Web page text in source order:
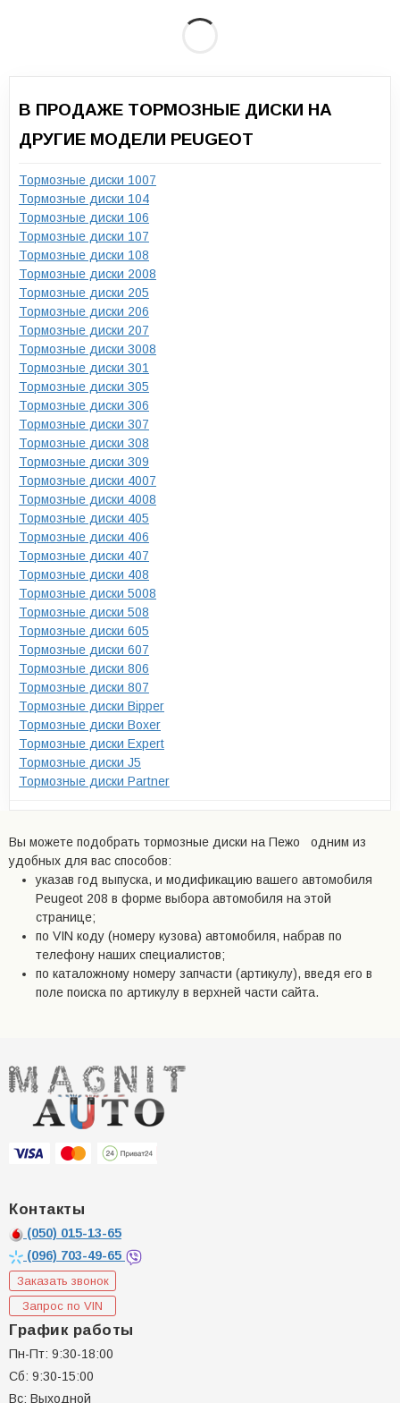
В ПРОДАЖЕ ТОРМОЗНЫЕ ДИСКИ НА
ДРУГИЕ МОДЕЛИ PEUGEOT
Тормозные диски 1007
Тормозные диски 104
Тормозные диски 106
Тормозные диски 107
Тормозные диски 108
Тормозные диски 2008
Тормозные диски 205
Тормозные диски 206
Тормозные диски 207
Тормозные диски 3008
Тормозные диски 301
Тормозные диски 305
Тормозные диски 306
Тормозные диски 307
Тормозные диски 308
Тормозные диски 309
Тормозные диски 4007
Тормозные диски 4008
Тормозные диски 405
Тормозные диски 406
Тормозные диски 407
Тормозные диски 408
Тормозные диски 5008
Тормозные диски 508
Тормозные диски 605
Тормозные диски 607
Тормозные диски 806
Тормозные диски 807
Тормозные диски Bipper
Тормозные диски Boxer
Тормозные диски Expert
Тормозные диски J5
Тормозные диски Partner
Вы можете подобрать тормозные диски на Пежо одним из
удобных для вас способов:
указав год выпуска, и модификацию вашего автомобиля
Peugeot 208 в форме выбора автомобиля на этой
странице;
по VIN коду (номеру кузова) автомобиля, набрав по
телефону наших специалистов;
по каталожному номеру запчасти (артикулу), введя его в
поле поиска по артикулу в верхней части сайта.
Контакты
(050) 015-13-65
(096) 703-49-65
Заказать звонок
Запрос по VIN
График работы
Пн-Пт: 9:30-18:00
Сб: 9:30-15:00
Вс: Выходной